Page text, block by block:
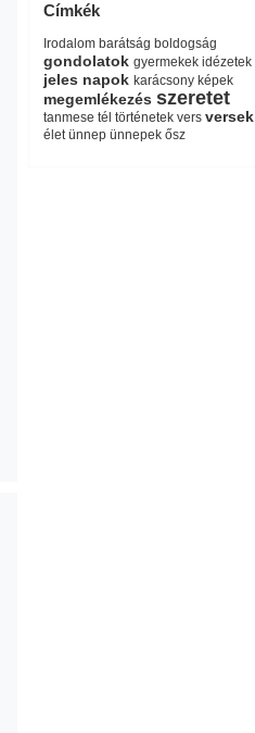
Címkék
Irodalom barátság boldogság
gondolatok gyermekek idézetek
jeles napok karácsony képek
megemlékezés szeretet
tanmese tél történetek vers versek
élet ünnep ünnepek ősz